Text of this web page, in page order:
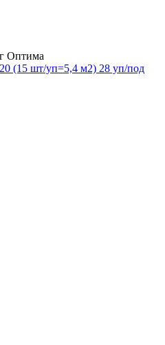
Оптима
(15 шт/уп=5,4 м2) 28 уп/под